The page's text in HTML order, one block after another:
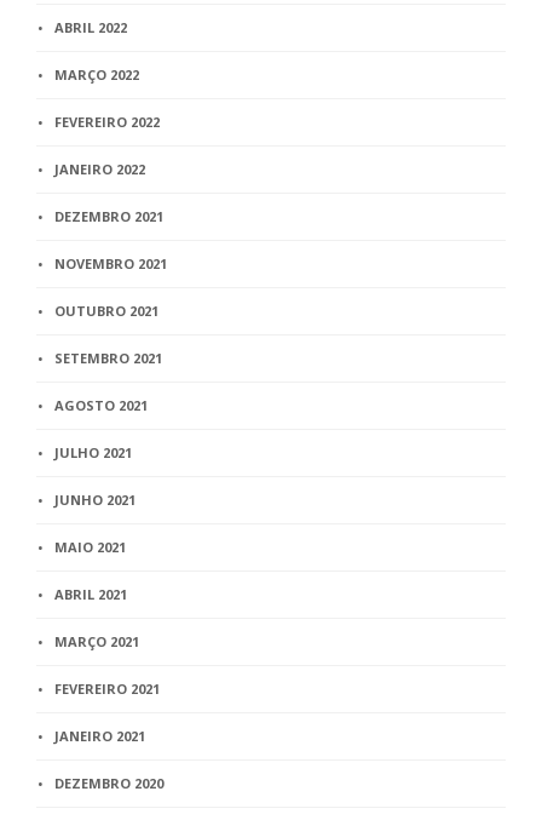
ABRIL 2022
MARÇO 2022
FEVEREIRO 2022
JANEIRO 2022
DEZEMBRO 2021
NOVEMBRO 2021
OUTUBRO 2021
SETEMBRO 2021
AGOSTO 2021
JULHO 2021
JUNHO 2021
MAIO 2021
ABRIL 2021
MARÇO 2021
FEVEREIRO 2021
JANEIRO 2021
DEZEMBRO 2020